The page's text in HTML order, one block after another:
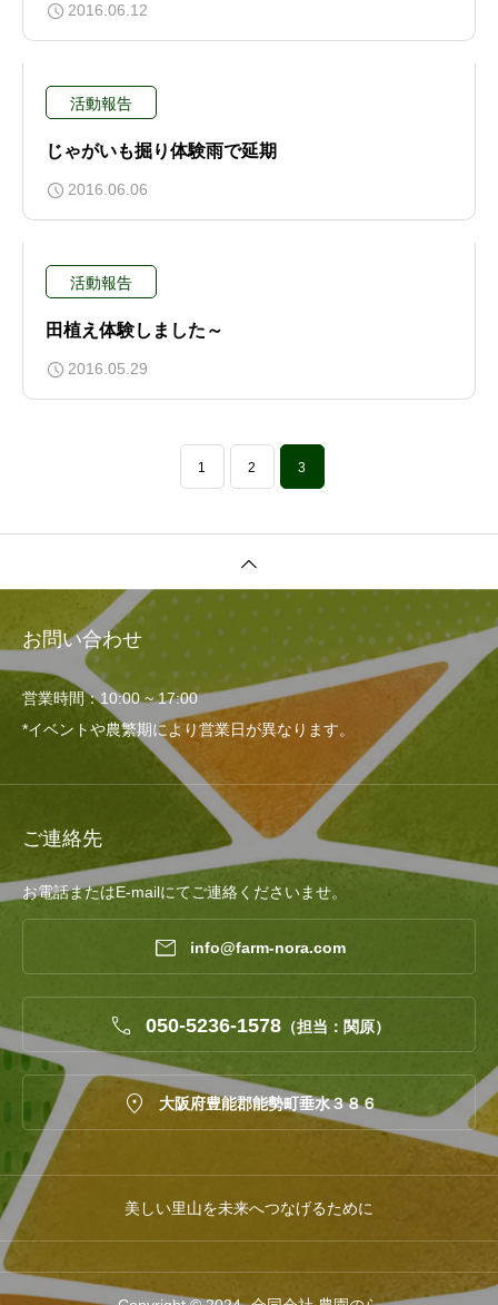
2016.06.12
活動報告
じゃがいも掘り体験雨で延期
2016.06.06
活動報告
田植え体験しました～
2016.05.29
1 2 3
お問い合わせ
営業時間：10:00 ~ 17:00
*イベントや農繁期により営業日が異なります。
ご連絡先
お電話またはE-mailにてご連絡くださいませ。
 info@farm-nora.com
 050-5236-1578 （担当：関原）
 大阪府豊能郡能勢町垂水３８６
美しい里山を未来へつなげるために